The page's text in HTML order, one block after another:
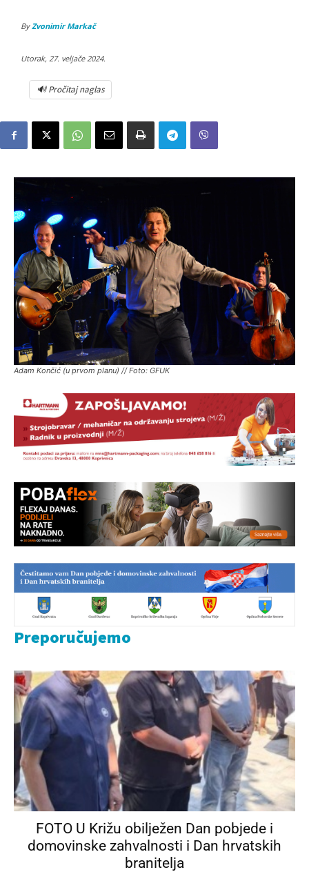
By Zvonimir Markač
Utorak, 27. veljače 2024.
🔊 Pročitaj naglas
Adam Končić (u prvom planu) // Foto: GFUK
Preporučujemo
FOTO U Križu obilježen Dan pobjede i
domovinske zahvalnosti i Dan hrvatskih
branitelja